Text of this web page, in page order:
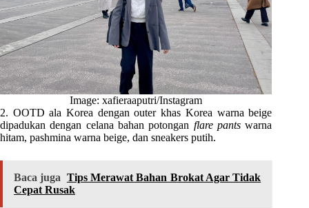
Image: xafieraaputri/Instagram
2. OOTD ala Korea dengan outer khas Korea warna beige
dipadukan dengan celana bahan potongan flare pantswarna
hitam, pashmina warna beige, dan sneakers putih.
Baca juga Tips Merawat Bahan Brokat Agar Tidak
Cepat Rusak